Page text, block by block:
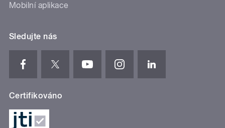
Mobilní aplikace
Sledujte nás
Certifikováno